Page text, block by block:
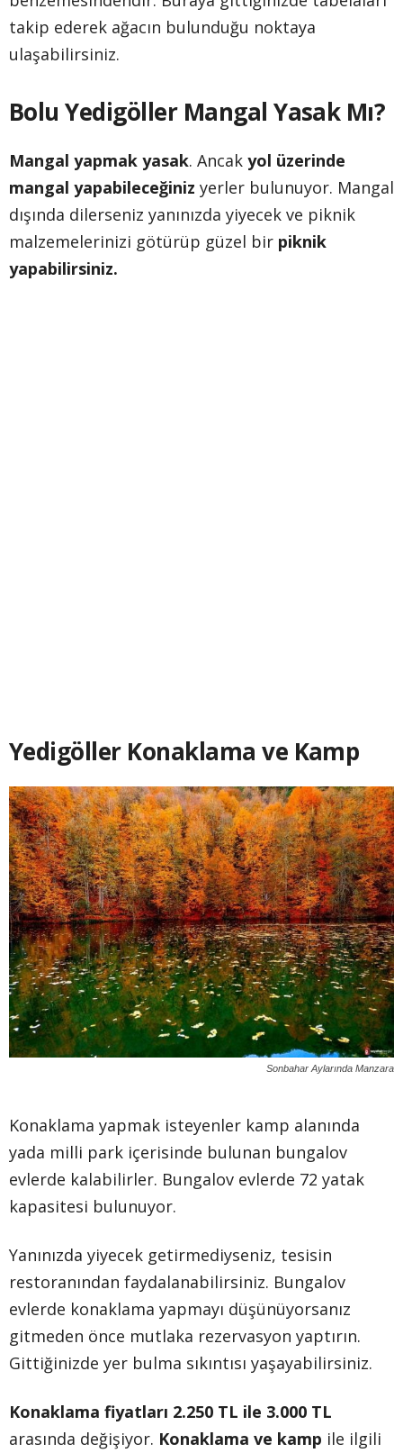
takip ederek ağacın bulunduğu noktaya
ulaşabilirsiniz.
Bolu Yedigöller Mangal Yasak Mı?
Mangal yapmak yasak. Ancak yol üzerinde
mangal yapabileceğiniz yerler bulunuyor. Mangal
dışında dilerseniz yanınızda yiyecek ve piknik
malzemelerinizi götürüp güzel bir piknik
yapabilirsiniz.
Yedigöller Konaklama ve Kamp
Sonbahar Aylarında Manzara
Konaklama yapmak isteyenler kamp alanında
yada milli park içerisinde bulunan bungalov
evlerde kalabilirler. Bungalov evlerde 72 yatak
kapasitesi bulunuyor.
Yanınızda yiyecek getirmediyseniz, tesisin
restoranından faydalanabilirsiniz. Bungalov
evlerde konaklama yapmayı düşünüyorsanız
gitmeden önce mutlaka rezervasyon yaptırın.
Gittiğinizde yer bulma sıkıntısı yaşayabilirsiniz.
Konaklama fiyatları 2.250 TL ile 3.000 TL
arasında değişiyor. Konaklama ve kamp ile ilgili